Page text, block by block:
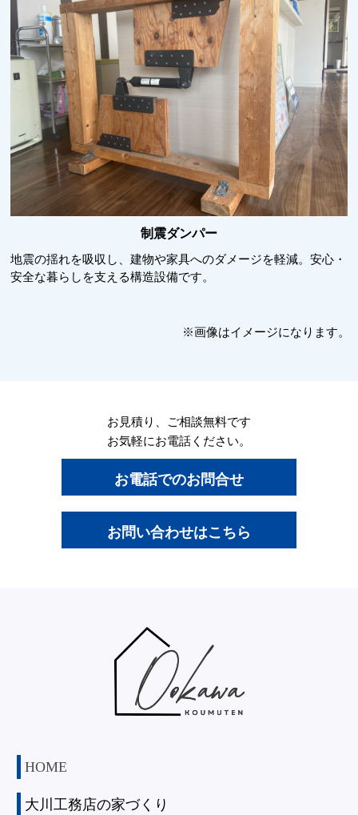
制震ダンパー
地震の揺れを吸収し、建物や家具へのダメージを軽減。安心・
安全な暮らしを支える構造設備です。
※画像はイメージになります。
お見積り、ご相談無料です
お気軽にお電話ください。
お電話でのお問合せ
お問い合わせはこちら
HOME
大川工務店の家づくり